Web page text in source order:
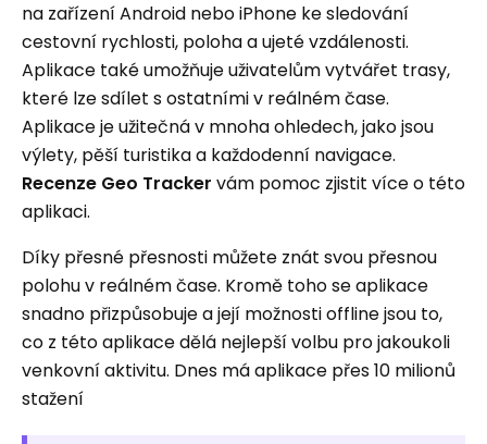
na zařízení Android nebo iPhone ke sledování
cestovní rychlosti, poloha a ujeté vzdálenosti.
Aplikace také umožňuje uživatelům vytvářet trasy,
které lze sdílet s ostatními v reálném čase.
Aplikace je užitečná v mnoha ohledech, jako jsou
výlety, pěší turistika a každodenní navigace.
Recenze Geo Tracker vám pomoc zjistit více o této
aplikaci.
Díky přesné přesnosti můžete znát svou přesnou
polohu v reálném čase. Kromě toho se aplikace
snadno přizpůsobuje a její možnosti offline jsou to,
co z této aplikace dělá nejlepší volbu pro jakoukoli
venkovní aktivitu. Dnes má aplikace přes 10 milionů
stažení